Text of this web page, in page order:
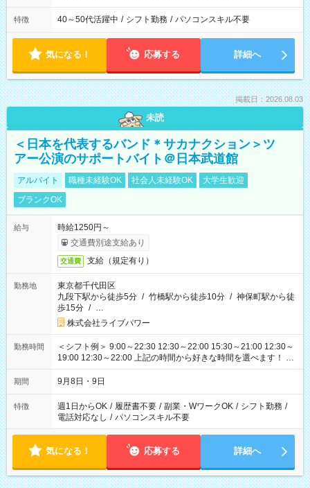
特徴 40～50代活躍中 / シフト勤務 / パソコンスキル不要
気になる！ 応募する 詳細へ
掲載日：2026.08.03
未読
＜日本を代表するバンド＊サカナクション＞ツ
アー公演のサポートバイト＠日本武道館
アルバイト 職種未経験OK 社会人未経験OK
大学生歓迎
ブランクOK
給与
時給1250円～
交通費別途支給あり
交通費 支給（規定有り）
勤務地
東京都千代田区
九段下駅から徒歩5分 / 竹橋駅から徒歩10分 / 神保町駅から徒
歩15分 / …
株式会社ライブパワー
勤務時間
＜シフト例＞ 9:00～22:30 12:30～22:00 15:30～21:00 12:30～
19:00 12:30～22:00 上記の時間から好きな時間を選べます！ ※
時間は変更となる可能性があります
期間 9月8日・9日
特徴 週1日からOK / 履歴書不要 / 副業・WワークOK / シフト勤務 /
電話対応なし / パソコンスキル不要
気になる！ 応募する 詳細へ